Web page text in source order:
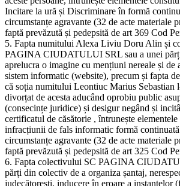
Incitare la ură și Discriminare în formă
circumstanțe agravante (32 de acte materiale
faptă prevăzută și pedepsită de art 369 Cod
5. Fapta numitului Alexa Liviu Doru Alin și
PAGINA CIUDATULUI SRL sau a unei
aprelucra o imagine cu mențiuni nereale și de
sistem informatic (website), precum și fapta
că soția numitului Leontiuc Marius Sebastian
divorțat de acesta aducând oprobiu public
(consecințe juridice) și desigur negând și
certificatul de căsătorie , întrunește
infracțiunii de fals informatic formă
circumstanțe agravante (32 de acte materiale
faptă prevăzută și pedepsită de art 325 Cod
6. Fapta colectivului SC PAGINA
părți din colectiv de a organiza șantaj,
judecătorești, inducere în eroare a instanțelor